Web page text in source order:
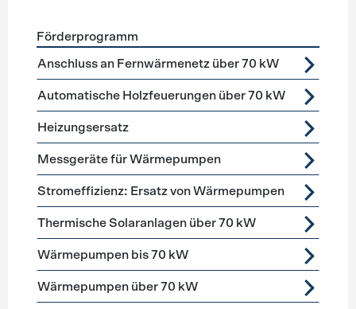
Förderprogramme Heizung
Förderprogramm
Anschluss an Fernwärmenetz über 70 kW
Automatische Holzfeuerungen über 70 kW
Heizungsersatz
Messgeräte für Wärmepumpen
Stromeffizienz: Ersatz von Wärmepumpen
Thermische Solaranlagen über 70 kW
Wärmepumpen bis 70 kW
Wärmepumpen über 70 kW